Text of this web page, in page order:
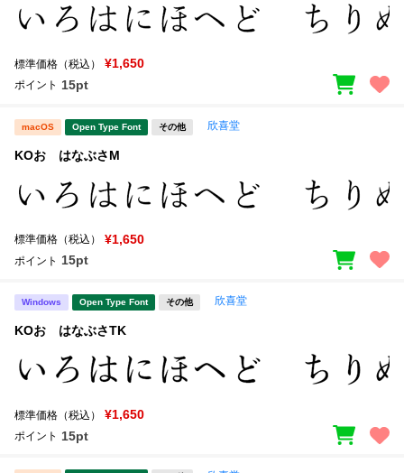
標準価格（税込） ¥1,650
ポイント 15pt
macOS Open Type Font その他 欣喜堂
KOおゝはなぶさM
標準価格（税込） ¥1,650
ポイント 15pt
Windows Open Type Font その他 欣喜堂
KOおゝはなぶさTK
標準価格（税込） ¥1,650
ポイント 15pt